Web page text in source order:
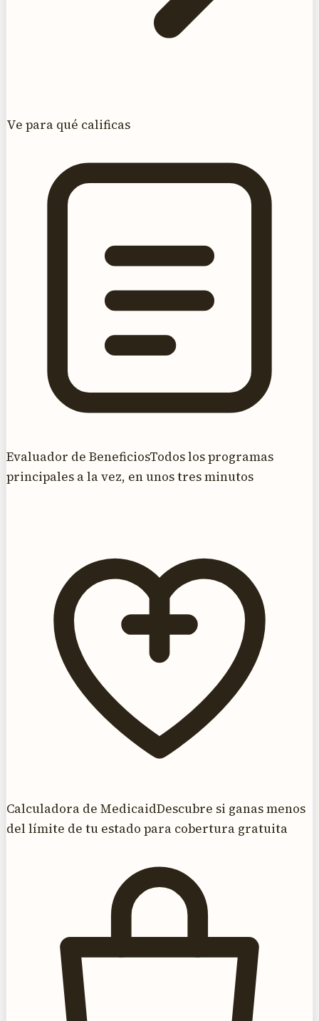
Ve para qué calificas
Evaluador de BeneficiosTodos los programas
principales a la vez, en unos tres minutos
Calculadora de MedicaidDescubre si ganas menos
del límite de tu estado para cobertura gratuita